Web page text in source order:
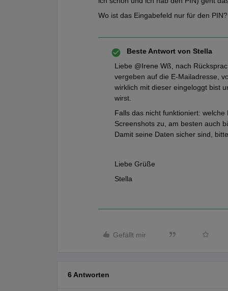
Wo ist das Eingabefeld nur für den
Beste Antwort von Stella
Liebe ​ @Irene Wß , nach
vergeben auf die E-Mailadresse,
wirklich mit dieser eingeloggt bist
wirst.
Falls das nicht funktioniert:
Screenshots zu, am besten auch
Damit seine Daten sicher sind,
Liebe Grüße
Stella
Gefällt mir
6 Antworten